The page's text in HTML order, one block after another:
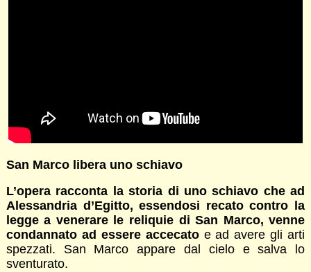
San Marco libera uno schiavo
L’opera racconta la storia di uno schiavo che ad
Alessandria d’Egitto, essendosi recato contro la
legge a venerare le reliquie di San Marco, venne
condannato ad essere accecatoe ad avere gli arti
spezzati. San Marco appare dal cielo e salva lo
sventurato.